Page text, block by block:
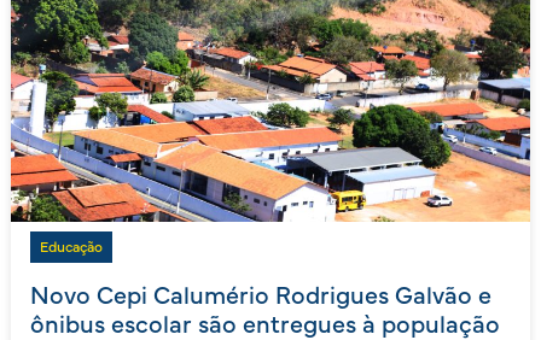
Educação
Novo Cepi Calumério Rodrigues Galvão e
ônibus escolar são entregues à população